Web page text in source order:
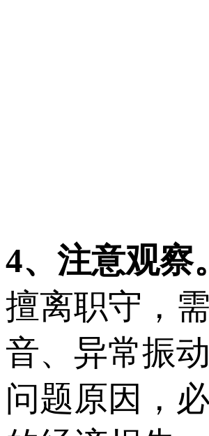
4、注意观察。
擅离职守，
音、异常振
问题原因，